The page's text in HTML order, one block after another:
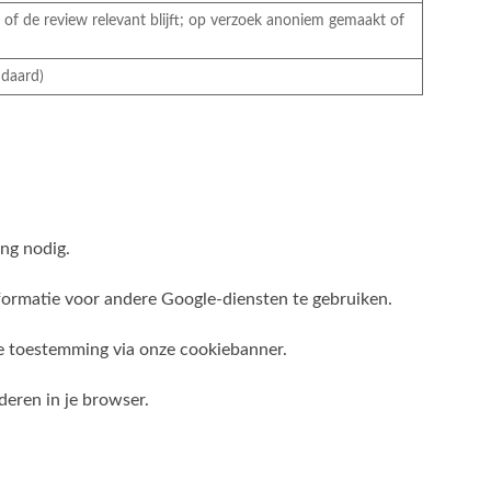
de review relevant blijft; op verzoek anoniem gemaakt of
nodig.
voor andere Google-diensten te gebruiken.
via onze cookiebanner.
in je browser.